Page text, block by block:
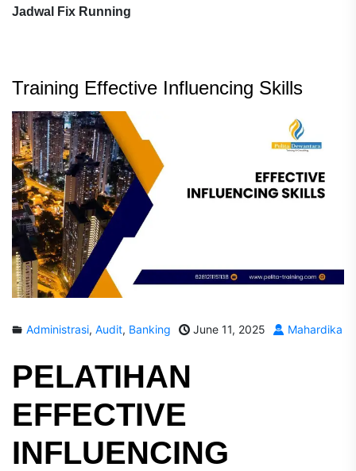
Jadwal Fix Running
Training Effective Influencing Skills
Administrasi, Audit, Banking June 11, 2025 Mahardika
PELATIHAN
EFFECTIVE
INFLUENCING